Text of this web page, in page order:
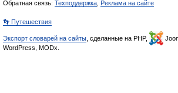
Обратная связь: Техподдержка Реклама на сайте
👣 Путешествия
Экспорт словарей на сайты , сделанные на PHP,
WordPress, MODx.